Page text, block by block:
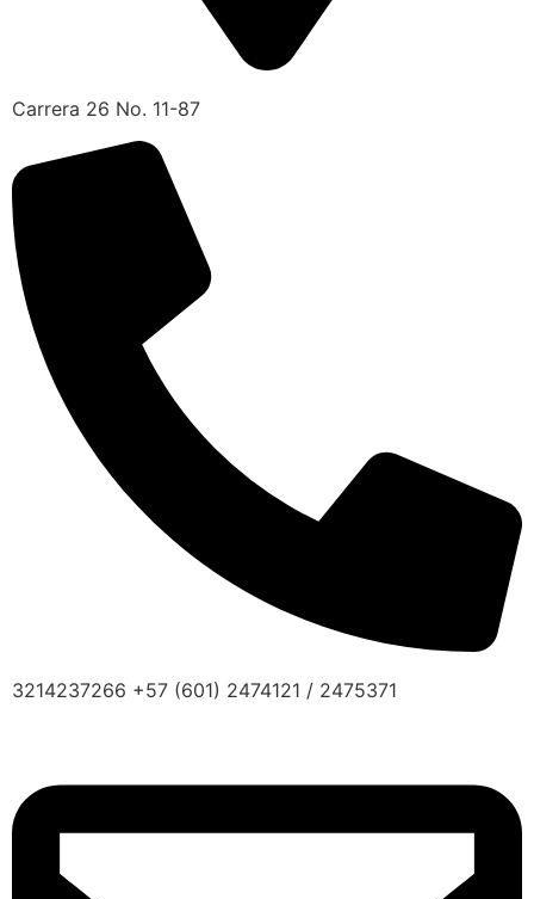
Carrera 26 No. 11-87
3214237266 +57 (601) 2474121 / 2475371